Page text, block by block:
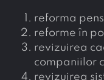
reforma
reforme în
revizuirea
companiilor
revizuirea